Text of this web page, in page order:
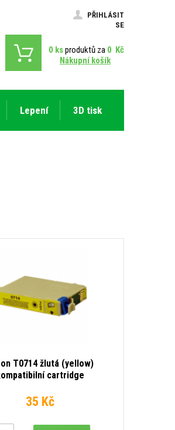
PŘIHLÁSIT
SE
0 ksproduktů za 0 Kč
Nákupní košík
Lepení 3D tisk
T0714 žlutá (yellow)
cartridge
35 Kč